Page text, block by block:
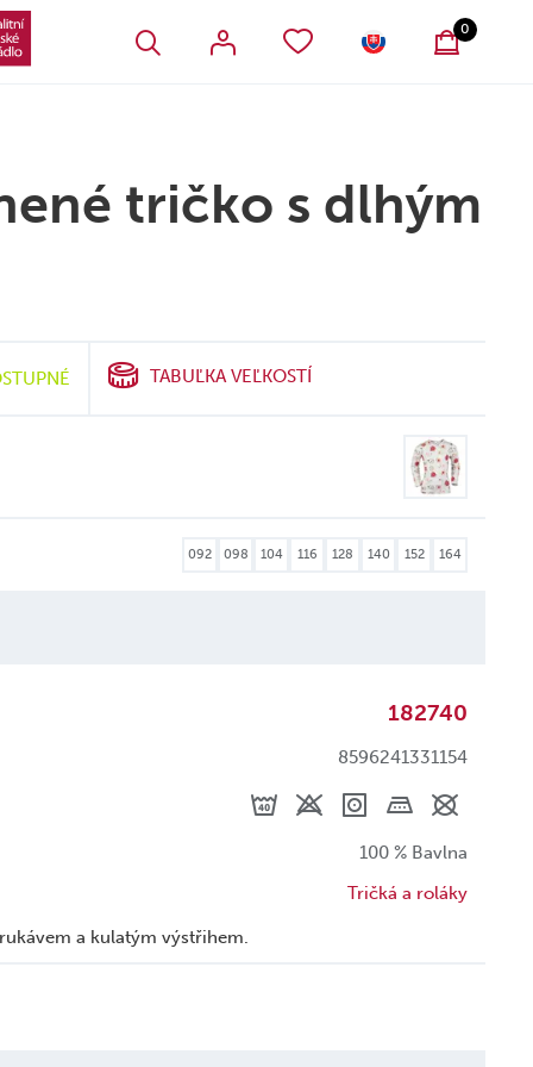
0
SLOVENSKO
tričko s dlhým
TABUĽKA VEĽKOSTÍ
092 098 104 116 128 140 152 164
182740
8596241331154
100 % Bavlna
Tričká a roláky
a kulatým výstřihem.